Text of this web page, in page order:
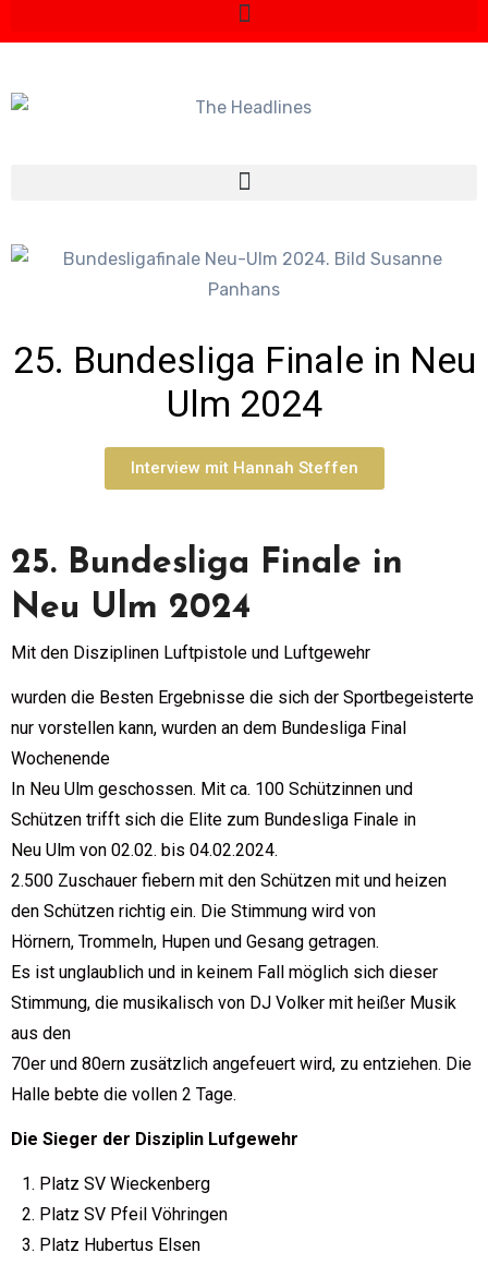
25. Bundesliga Finale in Neu
Ulm 2024
Interview mit Hannah Steffen
25. Bundesliga Finale in
Neu Ulm 2024
Mit den Disziplinen Luftpistole und Luftgewehr
wurden die Besten Ergebnisse die sich der Sportbegeisterte
nur vorstellen kann, wurden an dem Bundesliga Final
Wochenende
In Neu Ulm geschossen. Mit ca. 100 Schützinnen und
Schützen trifft sich die Elite zum Bundesliga Finale in
Neu Ulm von 02.02. bis 04.02.2024.
2.500 Zuschauer fiebern mit den Schützen mit und heizen
den Schützen richtig ein. Die Stimmung wird von
Hörnern, Trommeln, Hupen und Gesang getragen.
Es ist unglaublich und in keinem Fall möglich sich dieser
Stimmung, die musikalisch von DJ Volker mit heißer Musik
aus den
70er und 80ern zusätzlich angefeuert wird, zu entziehen. Die
Halle bebte die vollen 2 Tage.
Die Sieger der Disziplin Lufgewehr
Platz SV Wieckenberg
Platz SV Pfeil Vöhringen
Platz Hubertus Elsen